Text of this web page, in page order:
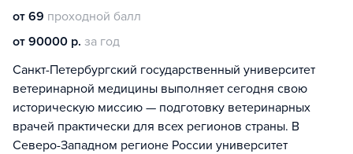
от 69 проходной балл
от 90000 р. за год
Санкт-Петербургский государственный университет
ветеринарной медицины выполняет сегодня свою
историческую миссию — подготовку ветеринарных
врачей практически для всех регионов страны. В
Северо-Западном регионе России университет